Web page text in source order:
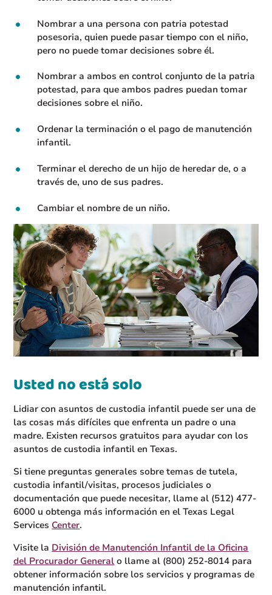
Nombrar a una persona con patria potestad
posesoria, quien puede pasar tiempo con el niño,
pero no puede tomar decisiones sobre él.
Nombrar a ambos en control conjunto de la patria
potestad, para que ambos padres puedan tomar
decisiones sobre el niño.
Ordenar la terminación o el pago de manutención
infantil.
Terminar el derecho de un hijo de heredar de, o a
través de, uno de sus padres.
Cambiar el nombre de un niño.
Usted no está solo
Lidiar con asuntos de custodia infantil puede ser una de
las cosas más difíciles que enfrenta un padre o una
madre. Existen recursos gratuitos para ayudar con los
asuntos de custodia infantil en Texas.
Si tiene preguntas generales sobre temas de tutela,
custodia infantil/visitas, procesos judiciales o
documentación que puede necesitar, llame al (512) 477-
6000 u obtenga más información en el Texas Legal
Services Center.
Visite la División de Manutención Infantil de la Oficina
del Procurador General o llame al (800) 252-8014 para
obtener información sobre los servicios y programas de
manutención infantil.